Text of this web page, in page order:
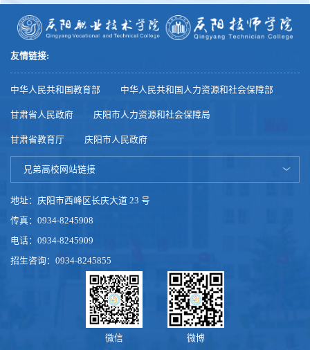
友情链接:
中华人民共和国教育部 中华人民共和国人力资源和社会保障部
甘肃省人民政府 庆阳市人力资源和社会保障局
甘肃省教育厅 庆阳市人民政府
兄弟高校网站链接
地址：庆阳市西峰区长庆大道 23 号
传真：0934-8245908
电话：0934-8245909
招生咨询：0934-8245855
微信 微博